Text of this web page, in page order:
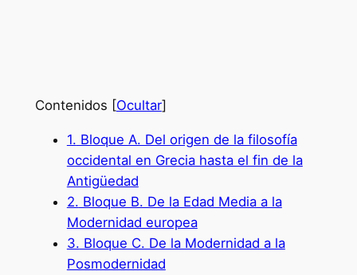
Contenidos [Ocultar]
1. Bloque A. Del origen de la filosofía
occidental en Grecia hasta el fin de la
Antigüedad
2. Bloque B. De la Edad Media a la
Modernidad europea
3. Bloque C. De la Modernidad a la
Posmodernidad